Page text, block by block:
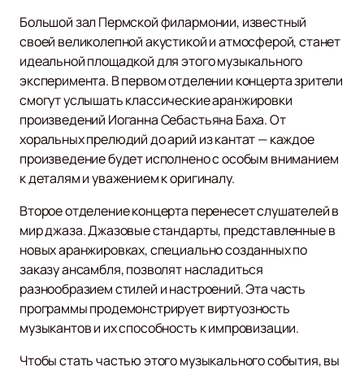
Большой зал Пермской филармонии, известный
своей великолепной акустикой и атмосферой, станет
идеальной площадкой для этого музыкального
эксперимента. В первом отделении концерта зрители
смогут услышать классические аранжировки
произведений Иоганна Себастьяна Баха. От
хоральных прелюдий до арий из кантат — каждое
произведение будет исполнено с особым вниманием
к деталям и уважением к оригиналу.
Второе отделение концерта перенесет слушателей в
мир джаза. Джазовые стандарты, представленные в
новых аранжировках, специально созданных по
заказу ансамбля, позволят насладиться
разнообразием стилей и настроений. Эта часть
программы продемонстрирует виртуозность
музыкантов и их способность к импровизации.
Чтобы стать частью этого музыкального события, вы